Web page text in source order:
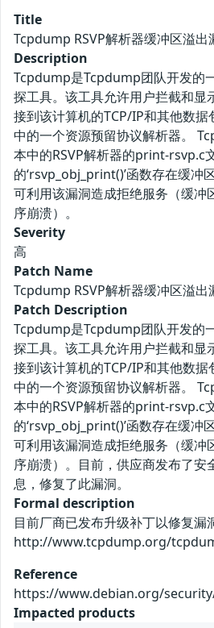
Title
Tcpdump RSVP解析器缓冲区溢出
Description
Tcpdump是Tcpdump团队开发的
探工具。该工具允许用户拦截和显
接到该计算机的TCP/IP和其他数
中的一个资源预留协议解析器。
本中的RSVP解析器的print-rsvp.c
的‘rsvp_obj_print()’函数存在缓冲
可利用该漏洞造成拒绝服务（缓冲
序崩溃）。
Severity
高
Patch Name
Tcpdump RSVP解析器缓冲区溢出
Patch Description
Tcpdump是Tcpdump团队开发的
探工具。该工具允许用户拦截和显
接到该计算机的TCP/IP和其他数
中的一个资源预留协议解析器。
本中的RSVP解析器的print-rsvp.c
的‘rsvp_obj_print()’函数存在缓冲
可利用该漏洞造成拒绝服务（缓冲
序崩溃）。目前，供应商发布了安
息，修复了此漏洞。
Formal description
目前厂商已发布升级补丁以修复漏
http://www.tcpdump.org/
Reference
https://www.debian.org/
Impacted products